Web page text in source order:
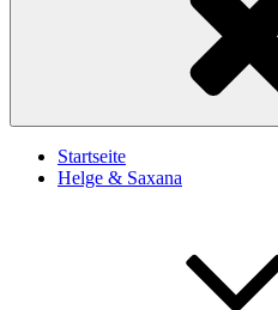
Startseite
Helge & Saxana